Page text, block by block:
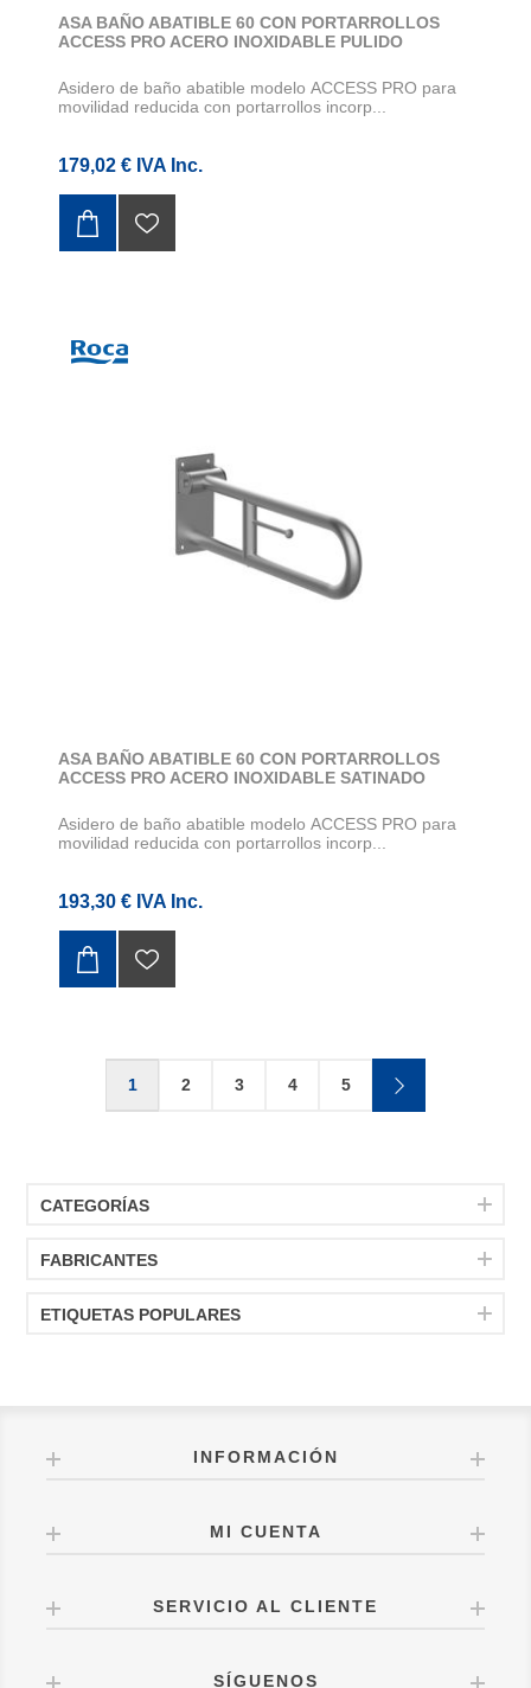
ASA BAÑO ABATIBLE 60 CON PORTARROLLOS
ACCESS PRO ACERO INOXIDABLE PULIDO
Asidero de baño abatible modelo ACCESS PRO para
movilidad reducida con portarrollos incorp...
179,02 € IVA Inc.
ASA BAÑO ABATIBLE 60 CON PORTARROLLOS
ACCESS PRO ACERO INOXIDABLE SATINADO
Asidero de baño abatible modelo ACCESS PRO para
movilidad reducida con portarrollos incorp...
193,30 € IVA Inc.
1 2 3 4 5
CATEGORÍAS
FABRICANTES
ETIQUETAS POPULARES
INFORMACIÓN
MI CUENTA
SERVICIO AL CLIENTE
SÍGUENOS